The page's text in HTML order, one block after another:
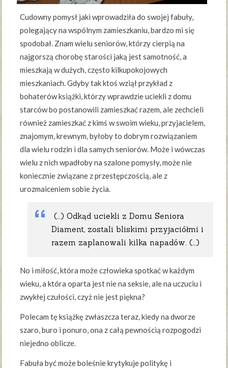
Cudowny pomysł jaki wprowadziła do swojej fabuły,
polegający na wspólnym zamieszkaniu, bardzo mi się
spodobał. Znam wielu seniorów, którzy cierpią na
najgorszą chorobę starości jaką jest samotność, a
mieszkają w dużych, często kilkupokojowych
mieszkaniach. Gdyby tak ktoś wziął przykład z
bohaterów książki, którzy wprawdzie uciekli z domu
starców bo postanowili zamieszkać razem, ale zechcieli
również zamieszkać z kimś w swoim wieku, przyjacielem,
znajomym, krewnym, byłoby to dobrym rozwiązaniem
dla wielu rodzin i dla samych seniorów. Może i wówczas
wielu z nich wpadłoby na szalone pomysły, może nie
koniecznie związane z przestępczością, ale z
urozmaiceniem sobie życia.
(…) Odkąd uciekli z Domu Seniora
Diament, zostali bliskimi przyjaciółmi i
razem zaplanowali kilka napadów. (…)
No i miłość, która może człowieka spotkać w każdym
wieku, a która oparta jest nie na seksie, ale na uczuciu i
zwykłej czułości, czyż nie jest piękna?
Polecam tę książkę zwłaszcza teraz, kiedy na dworze
szaro, buro i ponuro, ona z całą pewnością rozpogodzi
niejedno oblicze.
Fabuła być może boleśnie krytykuje politykę i